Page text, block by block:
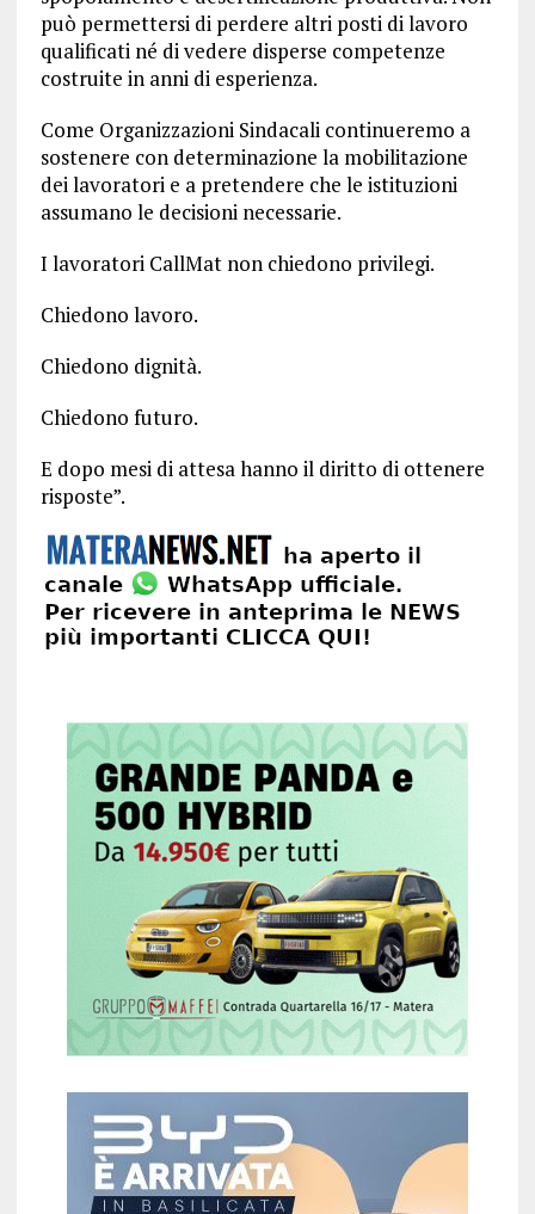
può permettersi di perdere altri posti di lavoro
qualificati né di vedere disperse competenze
costruite in anni di esperienza.
Come Organizzazioni Sindacali continueremo a
sostenere con determinazione la mobilitazione
dei lavoratori e a pretendere che le istituzioni
assumano le decisioni necessarie.
I lavoratori CallMat non chiedono privilegi.
Chiedono lavoro.
Chiedono dignità.
Chiedono futuro.
E dopo mesi di attesa hanno il diritto di ottenere
risposte”.